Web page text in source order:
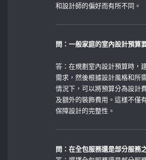
和設計師的偏好而有所不同。
問：一般家庭的室內設計預算
答：在規劃室內設計預算時，
需求，然後根據設計風格和所
情況下，可以將預算分為設計
及額外的裝飾費用。這樣不僅
保障設計的完整性。
問：在全包服務還是部分服務